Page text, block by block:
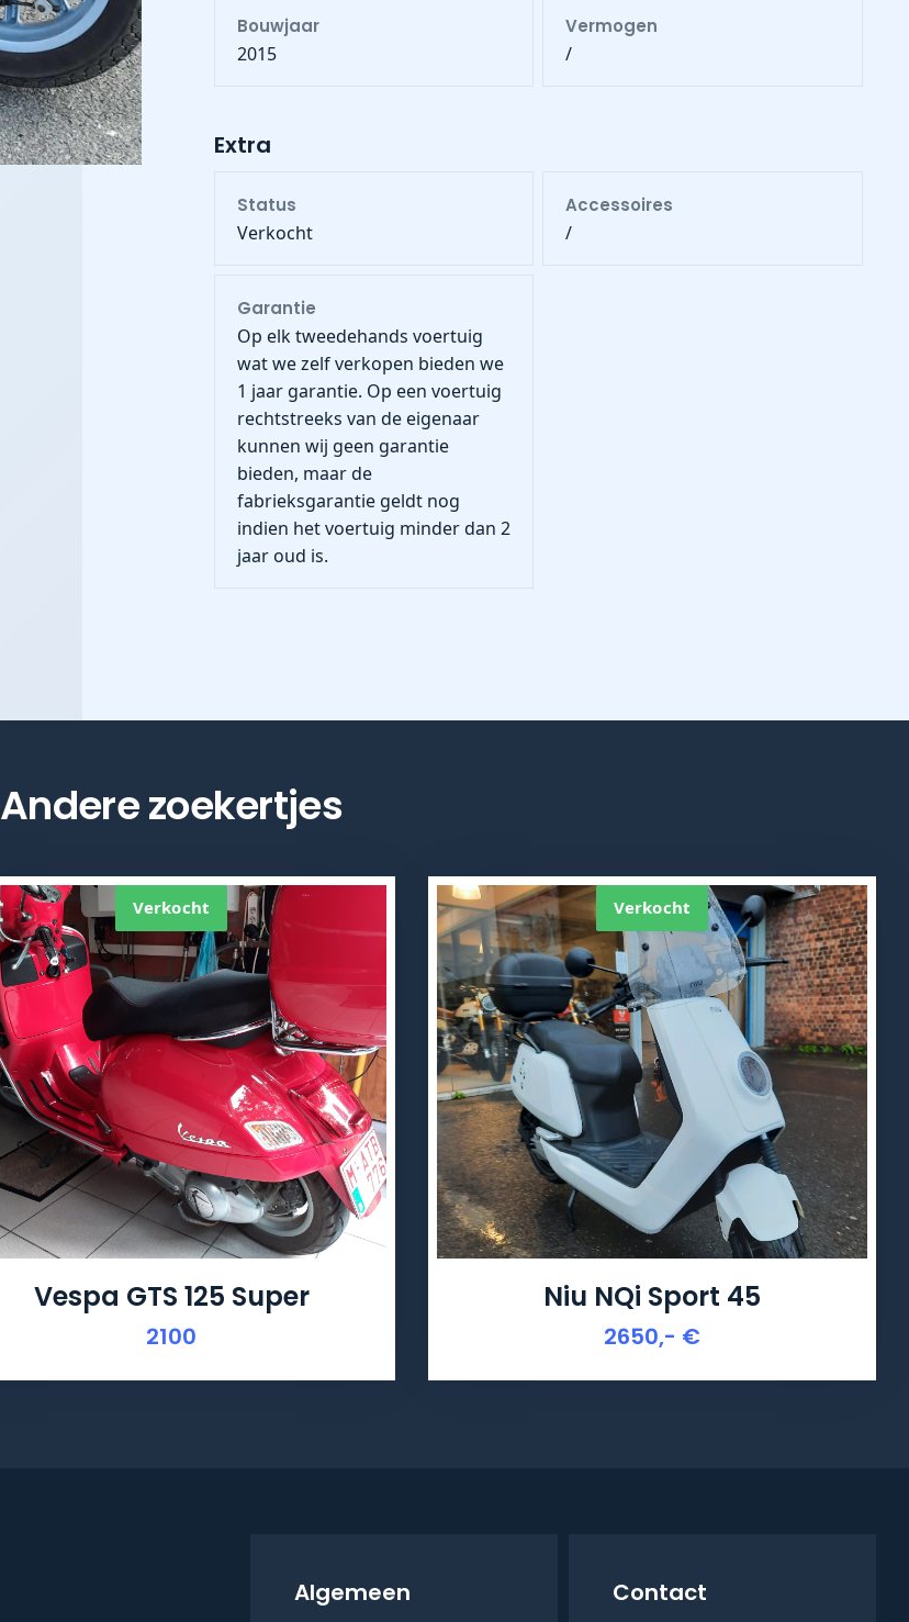
Bouwjaar
2015
Vermogen
/
Extra
Status
Verkocht
Accessoires
/
Garantie
Op elk tweedehands voertuig
wat we zelf verkopen bieden we
1 jaar garantie. Op een voertuig
rechtstreeks van de eigenaar
kunnen wij geen garantie
bieden, maar de
fabrieksgarantie geldt nog
indien het voertuig minder dan 2
jaar oud is.
Andere zoekertjes
Vespa GTS 125 Super
2100
Verkocht
Niu NQi Sport 45
2650,- €
Verkocht
Algemeen Contact